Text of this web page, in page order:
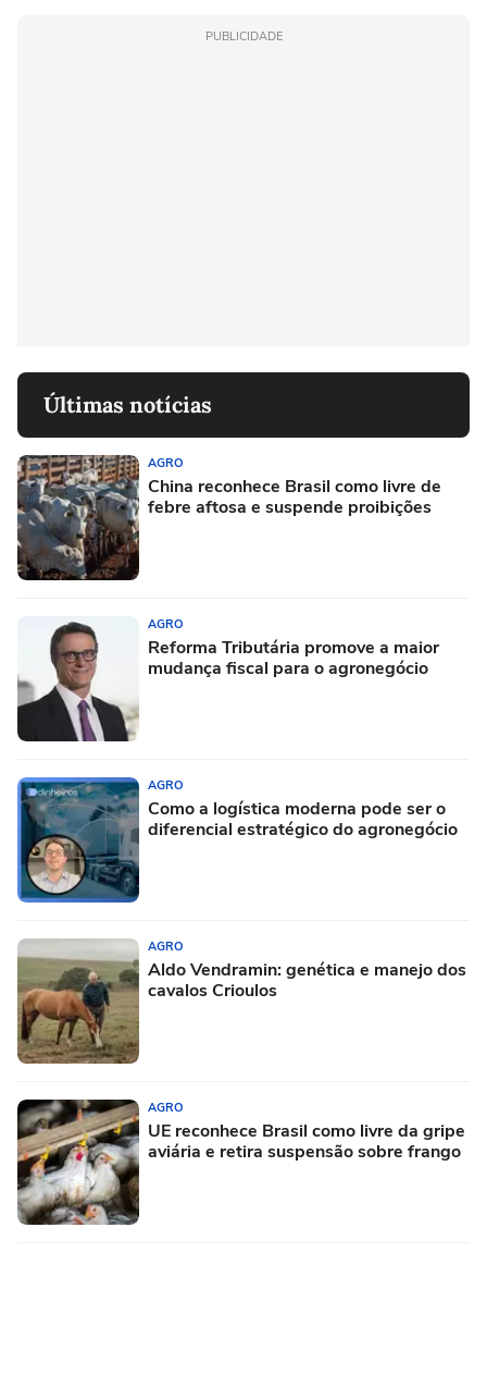
PUBLICIDADE
Últimas notícias
AGRO
China reconhece Brasil como livre de
febre aftosa e suspende proibições
AGRO
Reforma Tributária promove a maior
mudança fiscal para o agronegócio
AGRO
Como a logística moderna pode ser o
diferencial estratégico do agronegócio
AGRO
Aldo Vendramin: genética e manejo dos
cavalos Crioulos
AGRO
UE reconhece Brasil como livre da gripe
aviária e retira suspensão sobre frango